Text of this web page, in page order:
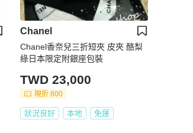
Chanel
Chanel香奈兒三折短夾 皮夾 酪梨
綠日本限定附銀座包裝
TWD 23,000
現折 800
狀況良好 本地 免運